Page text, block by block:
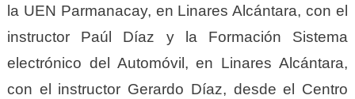
la UEN Parmanacay, en Linares Alcántara, con el
instructor Paúl Díaz y la Formación Sistema
electrónico del Automóvil, en Linares Alcántara,
con el instructor Gerardo Díaz, desde el Centro